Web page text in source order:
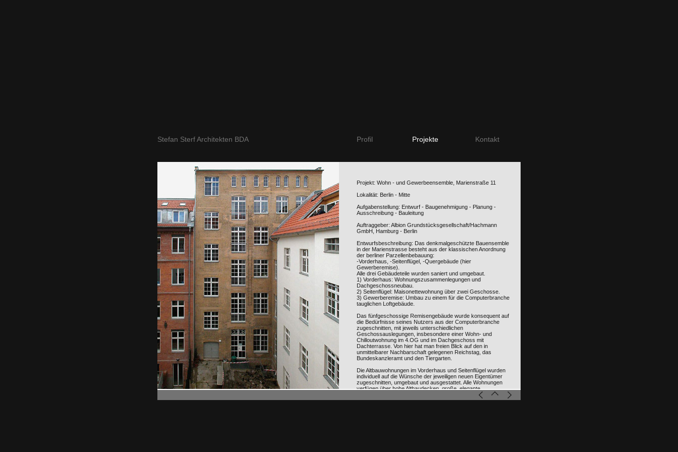
Stefan Sterf Architekten BDA Profil Projekte Kontakt
Projekt: Wohn - und Gewerbeensemble, Marienstraße 11
Lokalität: Berlin - Mitte
Aufgabenstellung: Entwurf - Baugenehmigung - Planung -
Ausschreibung - Bauleitung
Auftraggeber: Albion Grundstücksgesellschaft/Hachmann
GmbH, Hamburg - Berlin
Entwurfsbeschreibung: Das denkmalgeschützte Bauensemble
in der Marienstrasse besteht aus der klassischen Anordnung
der berliner Parzellenbebauung:
-Vorderhaus, -Seitenflügel, -Quergebäude (hier
Gewerberemise).
Alle drei Gebäudeteile wurden saniert und umgebaut.
1) Vorderhaus: Wohnungszusammenlegungen und
Dachgeschossneubau.
2) Seitenflügel: Maisonettewohnung über zwei Geschosse.
3) Gewerberemise: Umbau zu einem für die Computerbranche
tauglichen Loftgebäude.
Das fünfgeschossige Remisengebäude wurde konsequent auf
die Bedürfnisse seines Nutzers aus der Computerbranche
zugeschnitten, mit jeweils unterschiedlichen
Geschossauslegungen, insbesondere einer Wohn- und
Chilloutwohnung im 4.OG und im Dachgeschoss mit
Dachterrasse. Von hier hat man freien Blick auf den in
unmittelbarer Nachbarschaft gelegenen Reichstag, das
Bundeskanzleramt und den Tiergarten.
Die Altbauwohnungen im Vorderhaus und Seitenflügel wurden
individuell auf die Wünsche der jeweiligen neuen Eigentümer
zugeschnitten, umgebaut und ausgestattet. Alle Wohnungen
verfügen über hohe Altbaudecken, große, elegante
Wohnräume, luxuriöse Bäder und die klassischen Altbaudielen.